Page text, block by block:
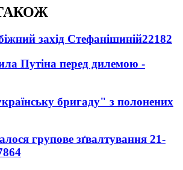
захід Стефанішиній22182
Путіна перед дилемою -
бригаду" з полонених
групове зґвалтування 21-